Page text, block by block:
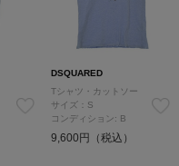
DSQUARED
Tシャツ・カットソー
サイズ：S
コンディション: B
9,600円（税込）